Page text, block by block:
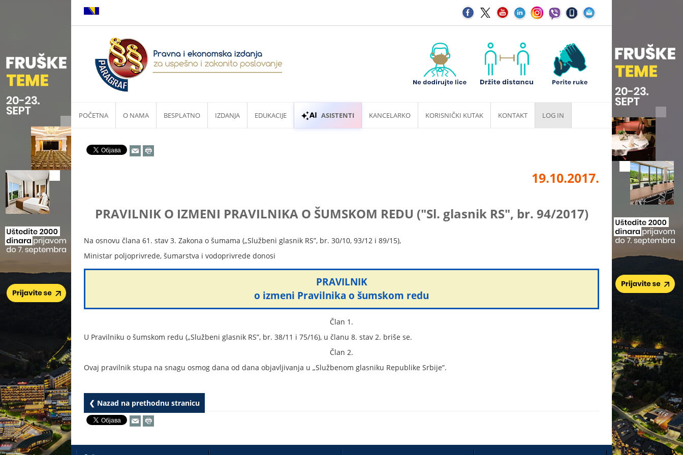
POČETNA O NAMA BESPLATNO IZDANJA EDUKACIJE ASISTENTI KANCELARKO KORISNIČKI KUTAK KONTAKT LOG IN
19.10.2017.
PRAVILNIK O IZMENI PRAVILNIKA O ŠUMSKOM REDU ("Sl. glasnik RS", br. 94/2017)
Na osnovu člana 61. stav 3. Zakona o šumama („Službeni glasnik RS”, br. 30/10, 93/12 i 89/15),
Ministar poljoprivrede, šumarstva i vodoprivrede donosi
PRAVILNIK
o izmeni Pravilnika o šumskom redu
Član 1.
U Pravilniku o šumskom redu („Službeni glasnik RS”, br. 38/11 i 75/16), u članu 8. stav 2. briše se.
Član 2.
Ovaj pravilnik stupa na snagu osmog dana od dana objavljivanja u „Službenom glasniku Republike Srbije”.
❮ Nazad na prethodnu stranicu